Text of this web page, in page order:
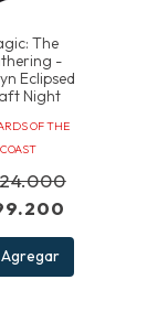
The
-
Eclipsed
Night
OF THE
COAST
Agregar